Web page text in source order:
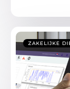
ZAKELIJKE